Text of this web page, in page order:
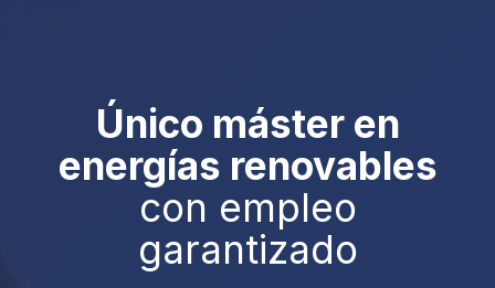
Único máster en
energías renovables
con empleo
garantizado